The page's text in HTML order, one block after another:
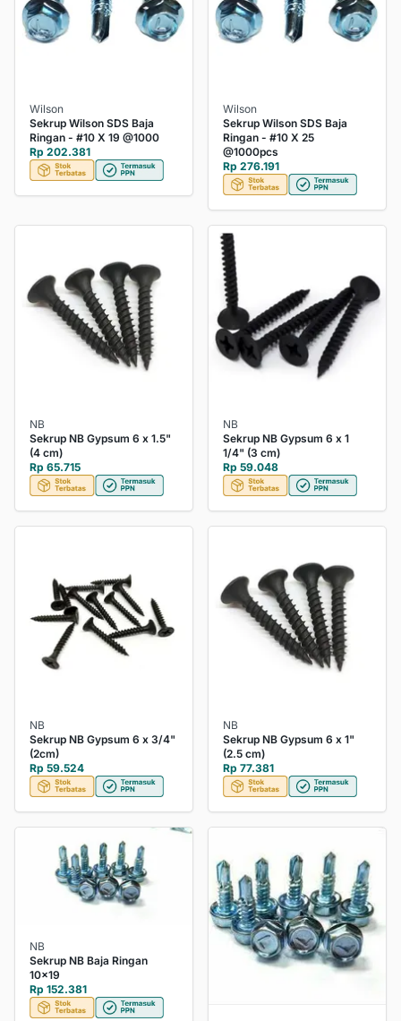
Wilson
Sekrup Wilson SDS Baja
Ringan - #10 X 19 @1000
Rp 202.381
Wilson
Sekrup Wilson SDS Baja
Ringan - #10 X 25
@1000pcs
Rp 276.191
NB
Sekrup NB Gypsum 6 x 1.5"
(4 cm)
Rp 65.715
NB
Sekrup NB Gypsum 6 x 1
1/4" (3 cm)
Rp 59.048
NB
Sekrup NB Gypsum 6 x 3/4"
(2cm)
Rp 59.524
NB
Sekrup NB Gypsum 6 x 1"
(2.5 cm)
Rp 77.381
NB
Sekrup NB Baja Ringan
10x19
Rp 152.381